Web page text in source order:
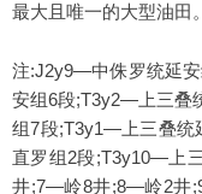
最大且唯一的大型油田
注:J2y9—中侏罗统延
安组6段;T3y2—上三叠
组7段;T3y1—上三叠统
直罗组2段;T3y10—上
井;7—岭8井;8—岭2井